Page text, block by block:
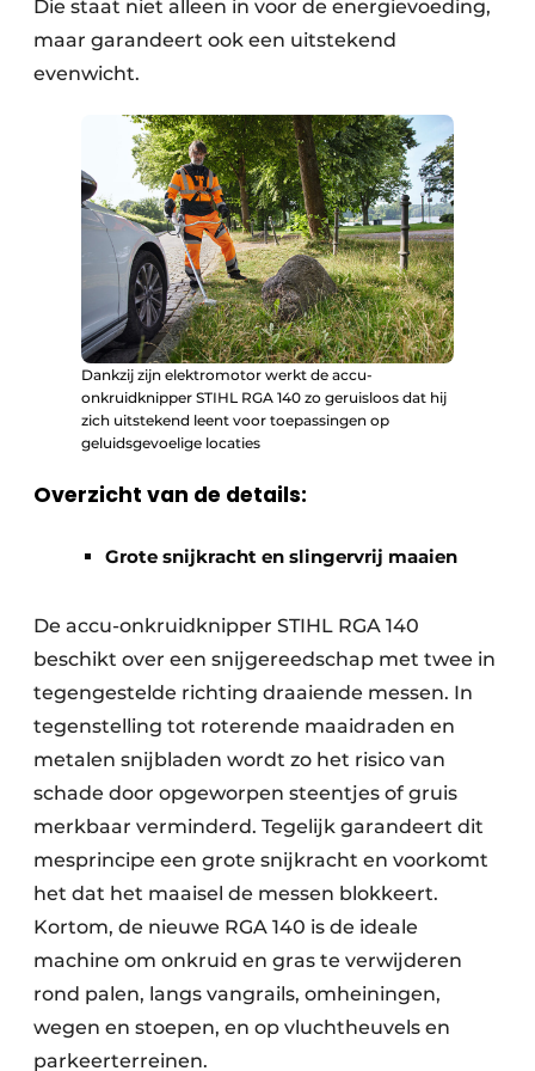
Die staat niet alleen in voor de energievoeding,
maar garandeert ook een uitstekend
evenwicht.
Dankzij zijn elektromotor werkt de accu-
onkruidknipper STIHL RGA 140 zo geruisloos dat hij
zich uitstekend leent voor toepassingen op
geluidsgevoelige locaties
Overzicht van de details:
Grote snijkracht en slingervrij maaien
De accu-onkruidknipper STIHL RGA 140
beschikt over een snijgereedschap met twee in
tegengestelde richting draaiende messen. In
tegenstelling tot roterende maaidraden en
metalen snijbladen wordt zo het risico van
schade door opgeworpen steentjes of gruis
merkbaar verminderd. Tegelijk garandeert dit
mesprincipe een grote snijkracht en voorkomt
het dat het maaisel de messen blokkeert.
Kortom, de nieuwe RGA 140 is de ideale
machine om onkruid en gras te verwijderen
rond palen, langs vangrails, omheiningen,
wegen en stoepen, en op vluchtheuvels en
parkeerterreinen.